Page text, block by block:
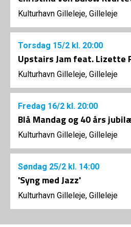
Kulturhavn Gilleleje, Gilleleje
Torsdag 15/2 kl. 20:00
Upstairs Jam feat. Lizette
Kulturhavn Gilleleje, Gilleleje
Fredag 16/2 kl. 20:00
Blå Mandag og 40 års
Kulturhavn Gilleleje, Gilleleje
Søndag 25/2 kl. 14:00
'Syng med Jazz'
Kulturhavn Gilleleje, Gilleleje